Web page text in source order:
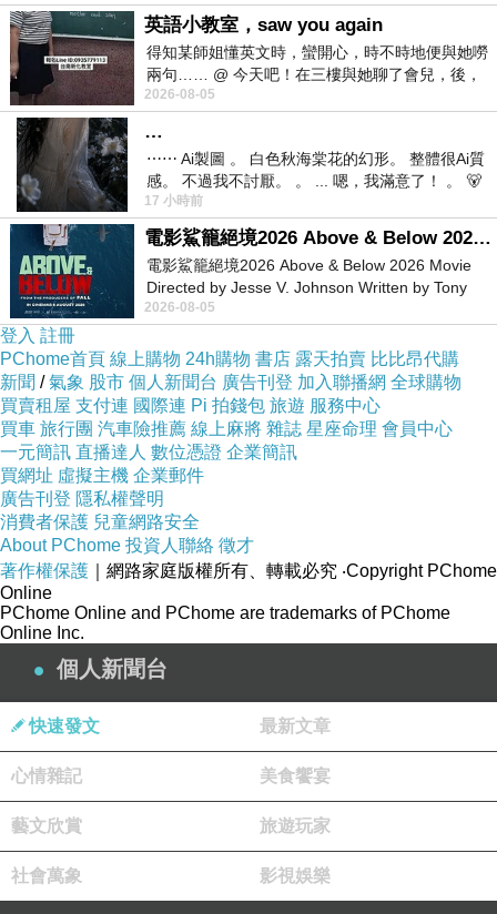
圖，讓學生練習看圖形找線索，強化理解，思考SDGs 6的
內涵和急迫性，建構背景知識以增進議題的思辨泌尿科醫
生推薦 。
當學生具備了水資源的基礎知識後，可閱讀第4篇文章〈什
麼？缺水竟然和上學、性別平等有關〉，看到辛巴威的雷
蒙因為每天要走十公里取水，而無法好好上學；印度的
「水妻」須為整個家庭張羅用水，地位非常低下，處境艱
難。此時，引導學生以SDG 6水資源的知識為出發點，延
伸探討為何水資源會影響到SDG 4優質教育、SDG 5性別
平等的課題，進而推論SDGs各目標之間的息息相關，也正
呼應著SDGs的環境、社會、經濟三大面向之間的相依相
存。而身為地球村一份子的我們，如何貢獻一份心力，改
善他人的困境，同時也發展對自己更好的永續環境。
在學生自學方面，結合閱讀經驗和生活經驗，運用2023年
六月的《閱讀理解junior》，依組別分配不同的永續任務，
分別是〈在洪水來臨前，我們可以做些什麼〉、〈我的一
日用水日記〉、〈冰箱剩食保衛戰〉、〈環保產品真的能
救地球嗎？〉，讓學生根據任務的步驟，循序漸進完成任
務單，教師鼓勵組內討論，同學間相互支持，合作學習探
究，並提供發表分享、相互評估的機會。學生完成永續任
務的歷程就是在練習解決問題，發展對SDGs更全面、更深
SDGs的17目標看似高大遙遠，但其實一直都存在於我們的
英語小教室，saw you again
得知某師姐懂英文時，蠻開心，時不時地便與她嘮
兩句…… @ 今天吧！在三樓與她聊了會兒，後，
下二樓居然又撞到她，於是
2026-08-05
…
⋯⋯ Ai製圖 。 白色秋海棠花的幻形。 整體很Ai質
感。 不過我不討厭。 。 ... 嗯，我滿意了！ 。 🐻
昨中
17 小時前
電影鯊籠絕境2026 Above & Below 2026 Movie
電影鯊籠絕境2026 Above & Below 2026 Movie
Directed by Jesse V. Johnson Written by Tony
Giordano Starring Laura Maran
2026-08-05
登入 註冊
PChome首頁 線上購物 24h購物 書店 露天拍賣 比比昂代購
新聞 /氣象 股市 個人新聞台 廣告刊登 加入聯播網 全球購物
買賣租屋 支付連 國際連 Pi 拍錢包 旅遊 服務中心
買車 旅行團 汽車險推薦 線上麻將 雜誌 星座命理 會員中心
一元簡訊 直播達人 數位憑證 企業簡訊
買網址 虛擬主機 企業郵件
廣告刊登 隱私權聲明
消費者保護 兒童網路安全
About PChome 投資人聯絡 徵才
著作權保護 ｜網路家庭版權所有、轉載必究 ‧Copyright PChome
Online
PChome Online and PChome are trademarks of PChome
Online Inc.
個人新聞台
快速發文 最新文章
心情雜記 美食饗宴
藝文欣賞 旅遊玩家
社會萬象 影視娛樂